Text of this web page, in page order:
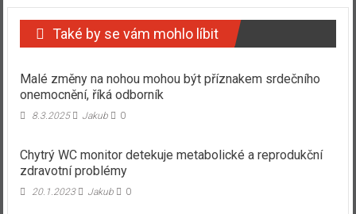
Také by se vám mohlo líbit
Malé změny na nohou mohou být příznakem srdečního
onemocnění, říká odborník
8.3.2025 Jakub 0
Chytrý WC monitor detekuje metabolické a reprodukční
zdravotní problémy
20.1.2023 Jakub 0